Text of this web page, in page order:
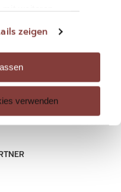
Ihrer Nutzung
Sie geben
wenn Sie
zeigen
verwenden